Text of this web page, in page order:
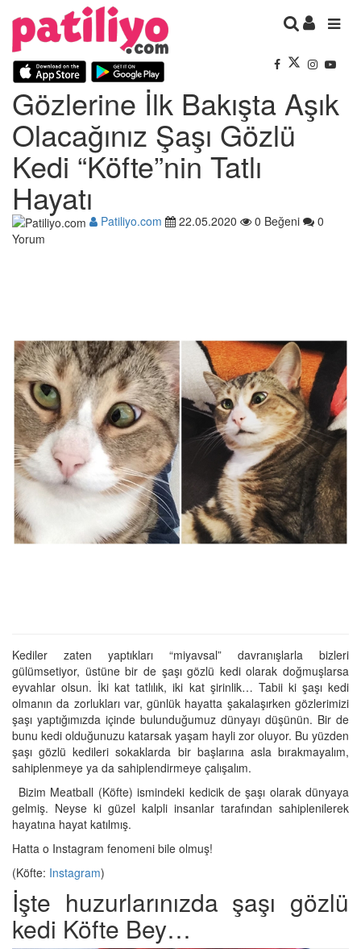
Gözlerine İlk Bakışta Aşık
Olacağınız Şaşı Gözlü
Kedi “Köfte”nin Tatlı
Hayatı
Patiliyo.com 22.05.2020 0 Beğeni
0
Yorum
Kediler zaten yaptıkları “miyavsal” davranışlarla bizleri
gülümsetiyor, üstüne bir de şaşı gözlü kedi olarak doğmuşlarsa
eyvahlar olsun. İki kat tatlılık, iki kat şirinlik… Tabii ki şaşı kedi
olmanın da zorlukları var, günlük hayatta şakalaşırken gözlerimizi
şaşı yaptığımızda içinde bulunduğumuz dünyayı düşünün. Bir de
bunu kedi olduğunuzu katarsak yaşam hayli zor oluyor. Bu yüzden
şaşı gözlü kedileri sokaklarda bir başlarına asla bırakmayalım,
sahiplenmeye ya da sahiplendirmeye çalışalım.
Bizim Meatball (Köfte) ismindeki kedicik de şaşı olarak dünyaya
gelmiş. Neyse ki güzel kalpli insanlar tarafından sahiplenilerek
hayatına hayat katılmış.
Hatta o Instagram fenomeni bile olmuş!
(Köfte: Instagram)
İşte huzurlarınızda şaşı gözlü
kedi Köfte Bey…